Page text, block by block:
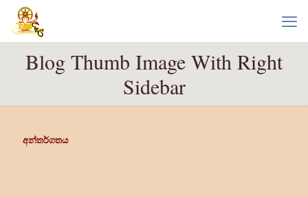
Blog Thumb Image With Right
Sidebar
අන්තර්ගතය